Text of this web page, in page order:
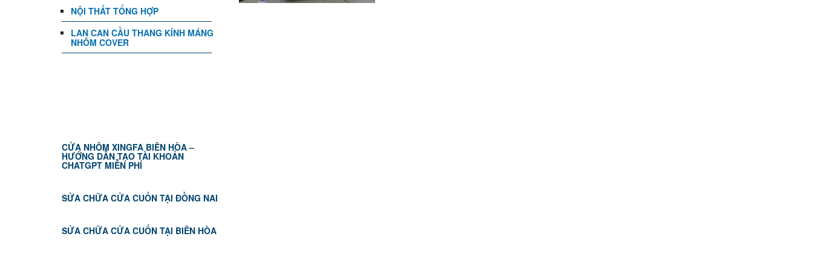
NỘI THẤT TỔNG HỢP
LAN CAN CẦU THANG KÍNH MÁNG
NHÔM COVER
CỬA NHÔM XINGFA BIÊN HÒA –
HƯỚNG DẪN TẠO TÀI KHOẢN
CHATGPT MIỄN PHÍ
SỬA CHỮA CỬA CUỐN TẠI ĐỒNG NAI
SỬA CHỮA CỬA CUỐN TẠI BIÊN HÒA